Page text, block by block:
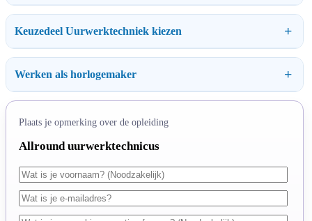
Keuzedeel Uurwerktechniek kiezen
Werken als horlogemaker
Plaats je opmerking over de opleiding
Allround uurwerktechnicus